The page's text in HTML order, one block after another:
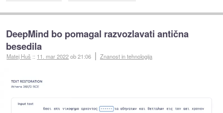
DeepMind bo pomagal razvozlavati antična
besedila
Matej Huš :: 11. mar 2022ob 21:06 Znanost in tehnologija